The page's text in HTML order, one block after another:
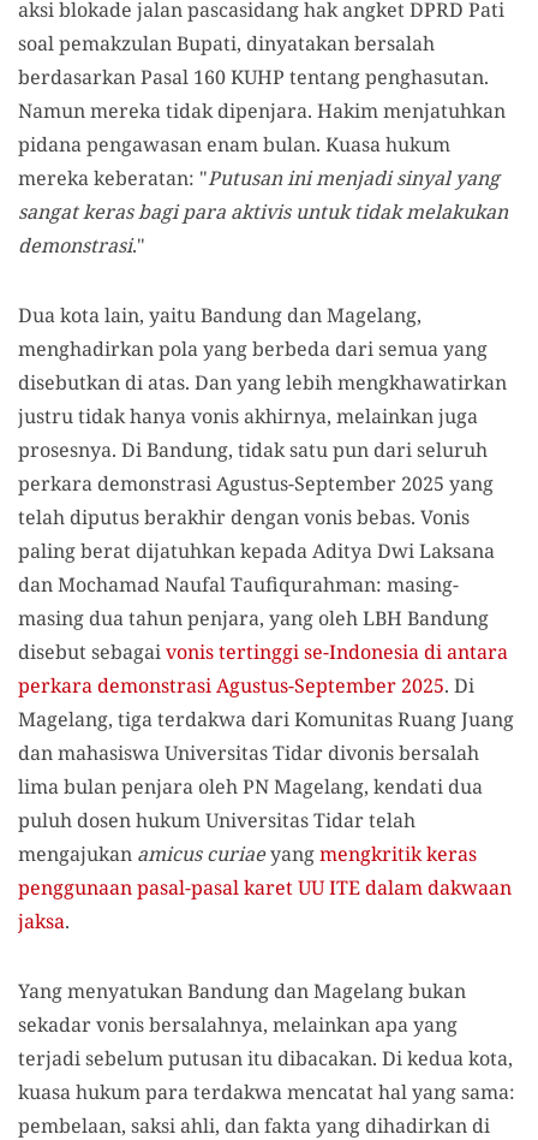
aksi blokade jalan pascasidang hak angket DPRD Pati
soal pemakzulan Bupati, dinyatakan bersalah
berdasarkan Pasal 160 KUHP tentang penghasutan.
Namun mereka tidak dipenjara. Hakim menjatuhkan
pidana pengawasan enam bulan. Kuasa hukum
mereka keberatan: "Putusan ini menjadi sinyal yang
sangat keras bagi para aktivis untuk tidak melakukan
demonstrasi."
Dua kota lain, yaitu Bandung dan Magelang,
menghadirkan pola yang berbeda dari semua yang
disebutkan di atas. Dan yang lebih mengkhawatirkan
justru tidak hanya vonis akhirnya, melainkan juga
prosesnya. Di Bandung, tidak satu pun dari seluruh
perkara demonstrasi Agustus-September 2025 yang
telah diputus berakhir dengan vonis bebas. Vonis
paling berat dijatuhkan kepada Aditya Dwi Laksana
dan Mochamad Naufal Taufiqurahman: masing-
masing dua tahun penjara, yang oleh LBH Bandung
disebut sebagaivonis tertinggi se-Indonesia di antara
perkara demonstrasi Agustus-September 2025. Di
Magelang, tiga terdakwa dari Komunitas Ruang Juang
dan mahasiswa Universitas Tidar divonis bersalah
lima bulan penjara oleh PN Magelang, kendati dua
puluh dosen hukum Universitas Tidar telah
mengajukan amicus curiaeyangmengkritik keras
penggunaan pasal-pasal karet UU ITE dalam dakwaan
jaksa.
Yang menyatukan Bandung dan Magelang bukan
sekadar vonis bersalahnya, melainkan apa yang
terjadi sebelum putusan itu dibacakan. Di kedua kota,
kuasa hukum para terdakwa mencatat hal yang sama:
pembelaan, saksi ahli, dan fakta yang dihadirkan di